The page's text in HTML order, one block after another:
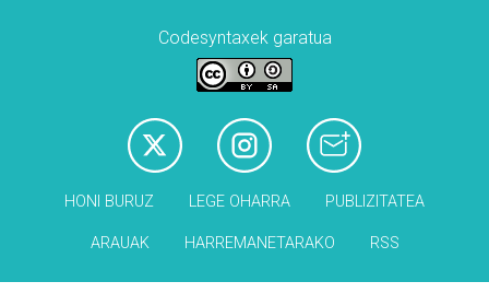
Codesyntaxek garatua
HONI BURUZ LEGE OHARRA PUBLIZITATEA
ARAUAK HARREMANETARAKO RSS